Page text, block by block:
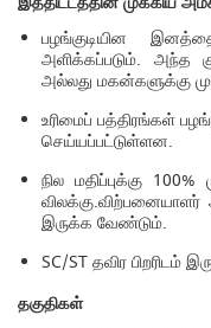
பழங்குடியின
அளிக்கப்படும். அந்த
அல்லது மகன்களுக்கு
உரிமைப் பத்திரங்கள்
செய்யப்பட்டுள்ளன.
நில மதிப்புக்கு
விலக்கு.விற்பனையாளர்
இருக்க வேண்டும்.
SC/ST தவிர பிறரிடம்
தகுதிகள்